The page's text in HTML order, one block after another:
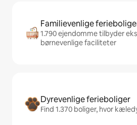
Familievenlige
1.790 ejendomme tilbyder
børnevenlige faciliteter
Dyrevenlige ferieboliger
Find 1.370 boliger, hvor